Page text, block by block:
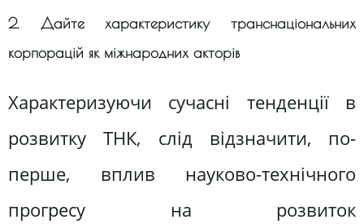
2. Дайте характеристику транснаціональних
корпорацій як міжнародних акторів
Характеризуючи сучасні тенденції в
розвитку ТНК, слід відзначити, по-
перше, вплив науково-технічного
прогресу на розвиток